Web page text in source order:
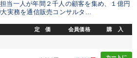
当一人が年間２千人の顧客を集め、１億円
実務を通信販売コンサルタ...
定 価 会員価格 購 入